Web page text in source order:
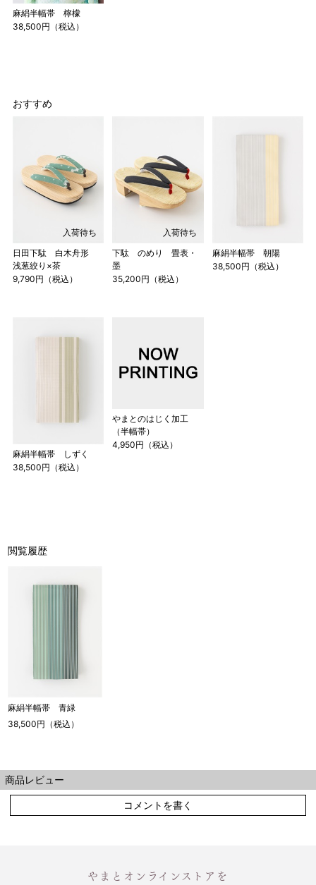
麻絹半幅帯 檸檬
38,500円（税込）
おすすめ
入荷待ち
日田下駄 白木舟形
浅葱絞り×茶
9,790円（税込）
入荷待ち
下駄 のめり 畳表・
墨
35,200円（税込）
麻絹半幅帯 朝陽
38,500円（税込）
麻絹半幅帯 しずく
38,500円（税込）
やまとのはじく加工
（半幅帯）
4,950円（税込）
閲覧履歴
麻絹半幅帯 青緑
38,500円（税込）
商品レビュー
コメントを書く
やまとオンラインストアを